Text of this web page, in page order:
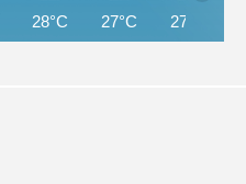
28°C 27°C 27°C